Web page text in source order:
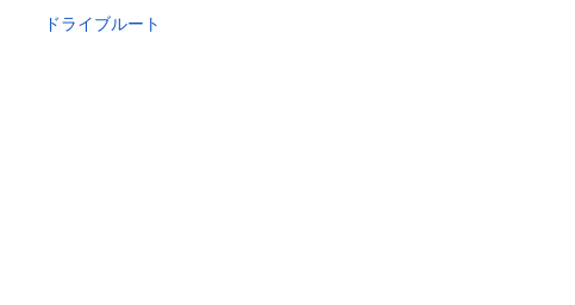
ドライブルート